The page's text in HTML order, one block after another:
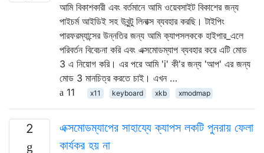
আমি বিকাশকারী এবং বর্তমানে আমি ওয়েবসাইট বিকাশের জন্য
পাইচর্ম আইডিই সহ উবুন্টু লিনাক্স ব্যবহার করছি। টাইপিং
পারফরম্যান্সের উন্নতির জন্য আমি ক্যাপসলককে হাইপার_এলে
পরিবর্তন বিবেচনা করি এবং এক্সমোডম্যাপ ব্যবহার করে এটি মোড
3 এ নিয়োগ করি। এর পরে আমি 'i' কী'র জন্য 'আপ' এর জন্য
মোড 3 মানচিত্র করতে চাই। এখন …
11
x11 keyboard xkb xmodmap
2
এক্সমোডম্যাপের সাহায্যে ক্যাপস লকটি পুনরায় ফেলা
কার্যকর হয় না